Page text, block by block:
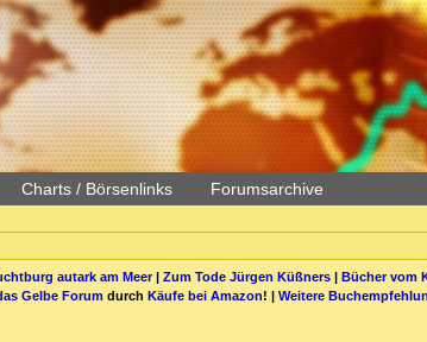
Charts / Börsenlinks Forumsarchive
autark am Meer| Zum Tode Jürgen Küßners| Bücher vom
Gelbe Forum durch Käufe bei Amazon! | Weitere